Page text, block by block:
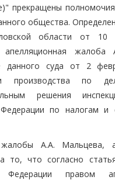
прекращены
общества.
области от 10
апелляционная
данного суда от 2
производства по
решения
Федерации по налогам
А.А. Мальцева,
то, что согласно
Федерации правом